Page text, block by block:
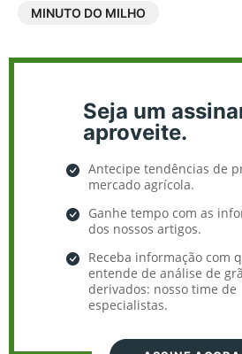
MINUTO DO MILHO
Seja um
aproveite.
Antecipe tendências de
mercado agrícola.
Ganhe tempo com as
dos nossos artigos.
Receba informação com
entende de análise de
derivados: nosso time de
especialistas.